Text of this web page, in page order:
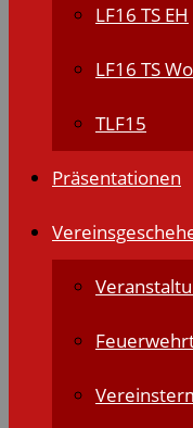
LF16 TS EH
LF16 TS
TLF15
Präsentationen